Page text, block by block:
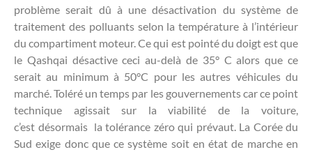
problème serait dû à une désactivation du système de
traitement des polluants selon la température à l’intérieur
du compartiment moteur. Ce qui est pointé du doigt est que
le Qashqai désactive ceci au-delà de 35° C alors que ce
serait au minimum à 50°C pour les autres véhicules du
marché. Toléré un temps par les gouvernements car ce point
technique agissait sur la viabilité de la voiture,
c’est désormais la tolérance zéro qui prévaut. La Corée du
Sud exige donc que ce système soit en état de marche en